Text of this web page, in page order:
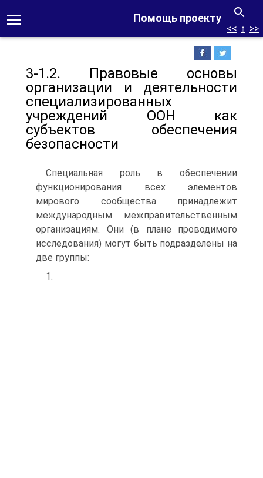
Помощь проекту
<< ↑ >>
3-1.2. Правовые основы
организации и деятельности
специализированных
учреждений ООН как
субъектов обеспечения
безопасности
Специальная роль в обеспечении
функционирования всех элементов
мирового сообщества принадлежит
международ­ным межправительственным
организациям. Они (в плане проводимого
исследования) могут быть подразделены на
две группы:
1.